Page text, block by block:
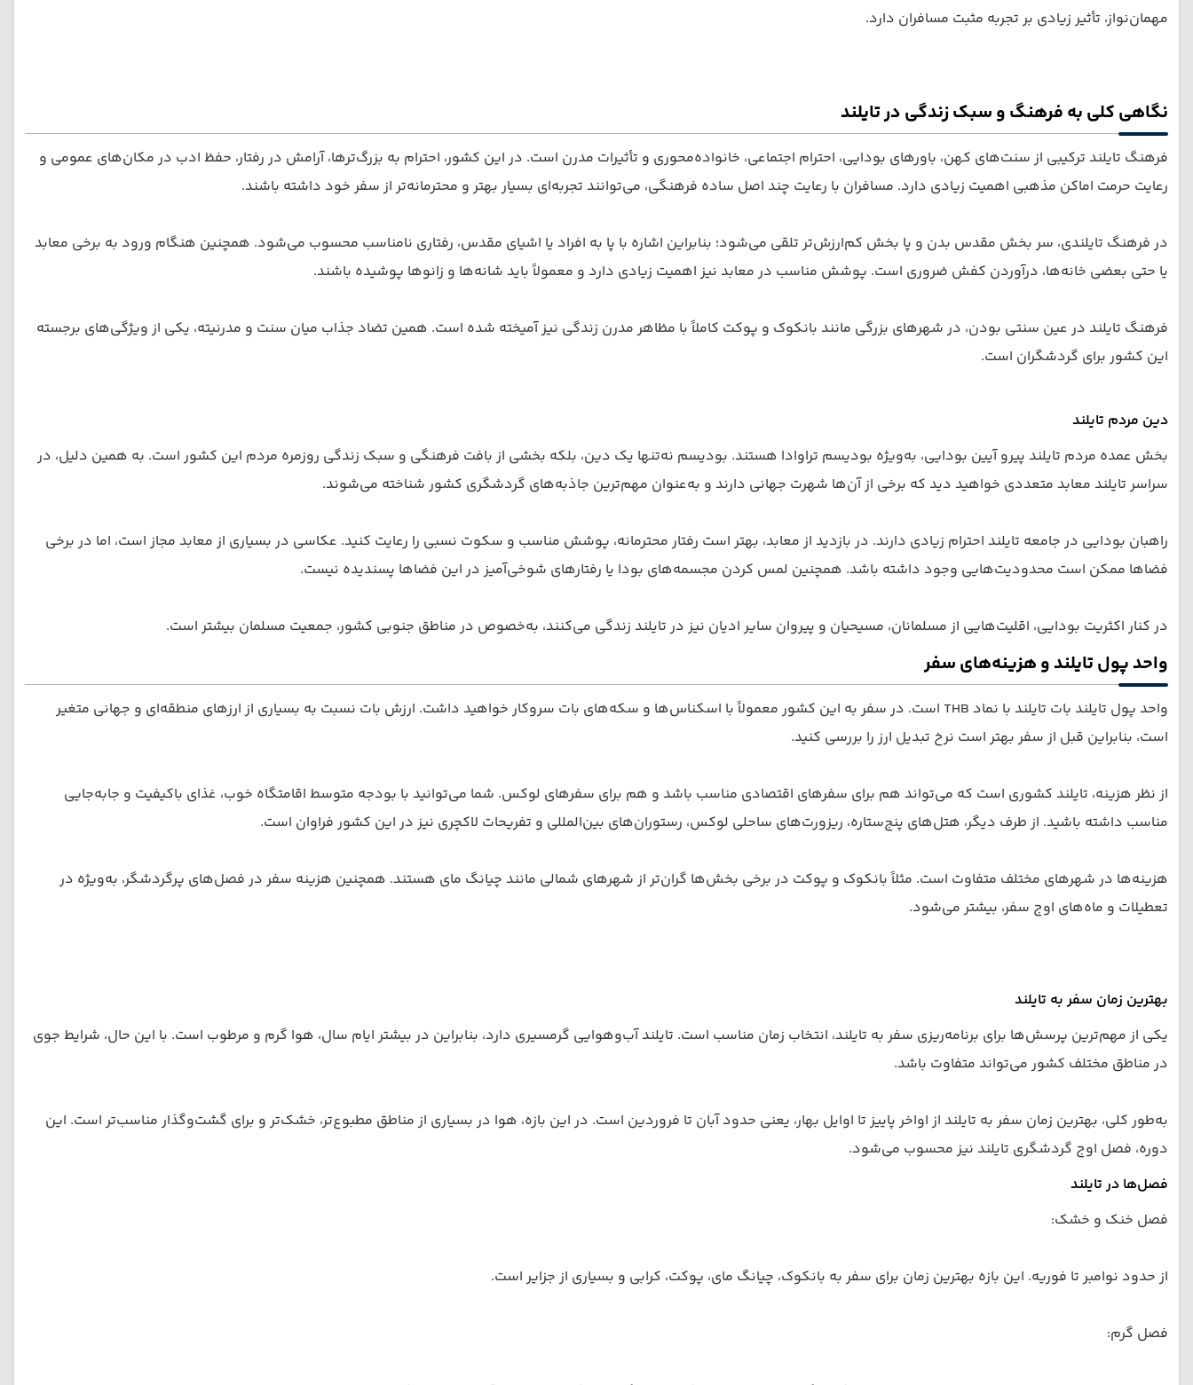
مهمان‌نواز، تأثیر زیادی بر تجربه مثبت مسافران دارد.
نگاهی کلی به فرهنگ و سبک زندگی در تایلند
فرهنگ تایلند ترکیبی از سنت‌های کهن، باورهای بودایی، احترام اجتماعی، خانواده‌محوری و تأثیرات مدرن است. در این کشور، احترام به بزرگ‌ترها، آرامش در رفتار، حفظ ادب در مکان‌های عمومی و
رعایت حرمت اماکن مذهبی اهمیت زیادی دارد. مسافران با رعایت چند اصل ساده فرهنگی، می‌توانند تجربه‌ای بسیار بهتر و محترمانه‌تر از سفر خود داشته باشند.
در فرهنگ تایلندی، سر بخش مقدس بدن و پا بخش کم‌ارزش‌تر تلقی می‌شود؛ بنابراین اشاره با پا به افراد یا اشیای مقدس، رفتاری نامناسب محسوب می‌شود. همچنین هنگام ورود به برخی معابد
یا حتی بعضی خانه‌ها، درآوردن کفش ضروری است. پوشش مناسب در معابد نیز اهمیت زیادی دارد و معمولاً باید شانه‌ها و زانوها پوشیده باشند.
فرهنگ تایلند در عین سنتی بودن، در شهرهای بزرگی مانند بانکوک و پوکت کاملاً با مظاهر مدرن زندگی نیز آمیخته شده است. همین تضاد جذاب میان سنت و مدرنیته، یکی از ویژگی‌های برجسته
این کشور برای گردشگران است.
دین مردم تایلند
بخش عمده مردم تایلند پیرو آیین بودایی، به‌ویژه بودیسم تراوادا هستند. بودیسم نه‌تنها یک دین، بلکه بخشی از بافت فرهنگی و سبک زندگی روزمره مردم این کشور است. به همین دلیل، در
سراسر تایلند معابد متعددی خواهید دید که برخی از آن‌ها شهرت جهانی دارند و به‌عنوان مهم‌ترین جاذبه‌های گردشگری کشور شناخته می‌شوند.
راهبان بودایی در جامعه تایلند احترام زیادی دارند. در بازدید از معابد، بهتر است رفتار محترمانه، پوشش مناسب و سکوت نسبی را رعایت کنید. عکاسی در بسیاری از معابد مجاز است، اما در برخی
فضاها ممکن است محدودیت‌هایی وجود داشته باشد. همچنین لمس کردن مجسمه‌های بودا یا رفتارهای شوخی‌آمیز در این فضاها پسندیده نیست.
در کنار اکثریت بودایی، اقلیت‌هایی از مسلمانان، مسیحیان و پیروان سایر ادیان نیز در تایلند زندگی می‌کنند، به‌خصوص در مناطق جنوبی کشور، جمعیت مسلمان بیشتر است.
واحد پول تایلند و هزینه‌های سفر
واحد پول تایلند بات تایلند با نماد THB است. در سفر به این کشور معمولاً با اسکناس‌ها و سکه‌های بات سروکار خواهید داشت. ارزش بات نسبت به بسیاری از ارزهای منطقه‌ای و جهانی متغیر
است، بنابراین قبل از سفر بهتر است نرخ تبدیل ارز را بررسی کنید.
از نظر هزینه، تایلند کشوری است که می‌تواند هم برای سفرهای اقتصادی مناسب باشد و هم برای سفرهای لوکس. شما می‌توانید با بودجه متوسط اقامتگاه خوب، غذای باکیفیت و جابه‌جایی
مناسب داشته باشید. از طرف دیگر، هتل‌های پنج‌ستاره، ریزورت‌های ساحلی لوکس، رستوران‌های بین‌المللی و تفریحات لاکچری نیز در این کشور فراوان است.
هزینه‌ها در شهرهای مختلف متفاوت است. مثلاً بانکوک و پوکت در برخی بخش‌ها گران‌تر از شهرهای شمالی مانند چیانگ مای هستند. همچنین هزینه سفر در فصل‌های پرگردشگر، به‌ویژه در
تعطیلات و ماه‌های اوج سفر، بیشتر می‌شود.
بهترین زمان سفر به تایلند
یکی از مهم‌ترین پرسش‌ها برای برنامه‌ریزی سفر به تایلند، انتخاب زمان مناسب است. تایلند آب‌وهوایی گرمسیری دارد، بنابراین در بیشتر ایام سال، هوا گرم و مرطوب است. با این حال، شرایط جوی
در مناطق مختلف کشور می‌تواند متفاوت باشد.
به‌طور کلی، بهترین زمان سفر به تایلند از اواخر پاییز تا اوایل بهار، یعنی حدود آبان تا فروردین است. در این بازه، هوا در بسیاری از مناطق مطبوع‌تر، خشک‌تر و برای گشت‌وگذار مناسب‌تر است. این
دوره، فصل اوج گردشگری تایلند نیز محسوب می‌شود.
فصل‌ها در تایلند
فصل خنک و خشک:
از حدود نوامبر تا فوریه. این بازه بهترین زمان برای سفر به بانکوک، چیانگ مای، پوکت، کرابی و بسیاری از جزایر است.
فصل گرم: